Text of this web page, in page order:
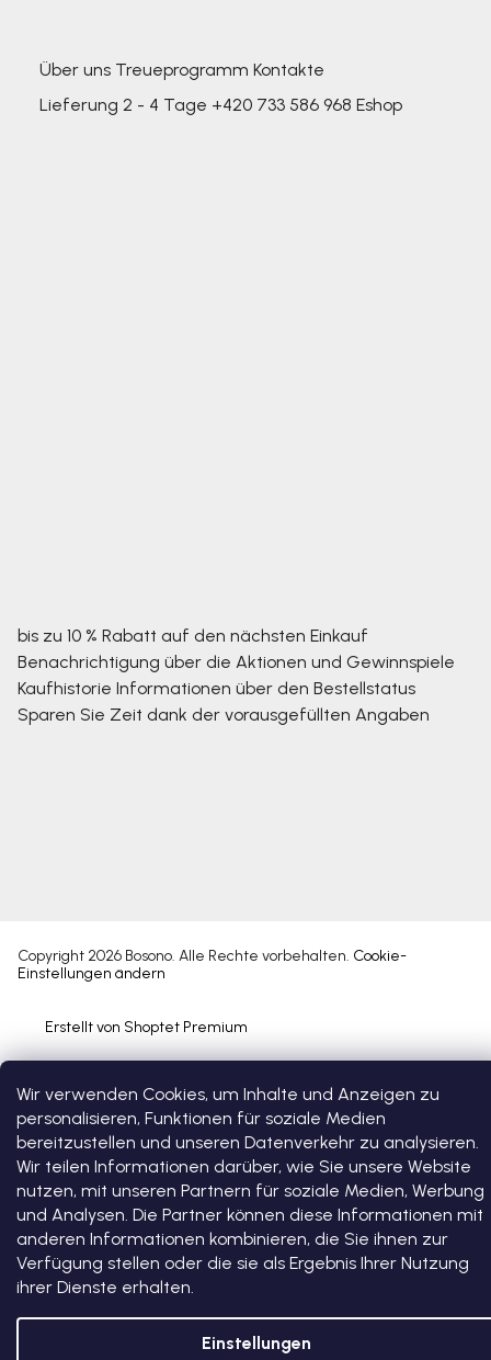
Wir verwenden Cookies, um Inhalte und Anzeigen zu
personalisieren, Funktionen für soziale Medien
bereitzustellen und unseren Datenverkehr zu analysieren.
Wir teilen Informationen darüber, wie Sie unsere Website
nutzen, mit unseren Partnern für soziale Medien, Werbung
und Analysen. Die Partner können diese Informationen mit
anderen Informationen kombinieren, die Sie ihnen zur
Verfügung stellen oder die sie als Ergebnis Ihrer Nutzung
ihrer Dienste erhalten.
Einstellungen
Über uns Treueprogramm Kontakte
Lieferung 2 - 4 Tage +420 733 586 968 Eshop
bis zu 10 % Rabatt auf den nächsten Einkauf
Benachrichtigung über die Aktionen und Gewinnspiele
Kaufhistorie Informationen über den Bestellstatus
Sparen Sie Zeit dank der vorausgefüllten Angaben
Erstellt von Shoptet Premium
Copyright 2026 Bosono. Alle Rechte vorbehalten. Cookie-
Einstellungen ändern